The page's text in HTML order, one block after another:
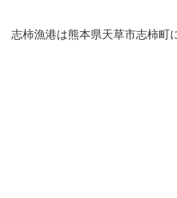
志柿漁港は熊本県天草市志柿町